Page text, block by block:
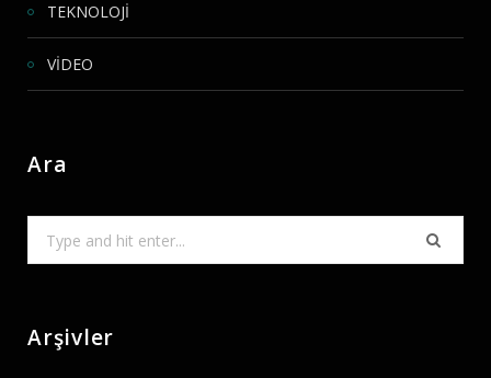
TEKNOLOJİ
VİDEO
Ara
Arşivler